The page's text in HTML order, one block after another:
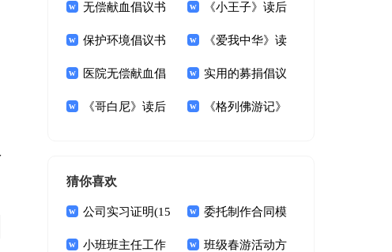
通用15篇
无偿献血倡议书
范文6篇
《小王子》读后
感集合15篇
保护环境倡议书
模板
《爱我中华》读
后感
医院无偿献血倡
议书范文六篇
实用的募捐倡议
书范文九篇
《哥白尼》读后 《格列佛游记》
猜你喜欢
公司实习证明(15
篇)
委托制作合同模
板汇总7篇
小班班主任工作 班级春游活动方